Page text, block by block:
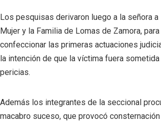
Los pesquisas derivaron luego a la señora
Mujer y la Familia de Lomas de Zamora,
confeccionar las primeras actuaciones
la intención de que la víctima fuera
pericias.
Además los integrantes de la seccional
macabro suceso, que provocó